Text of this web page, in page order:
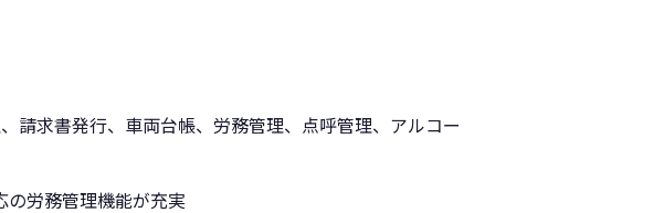
請求書発行、車両台帳、労務管理、点呼管理、アルコー
労務管理機能が充実